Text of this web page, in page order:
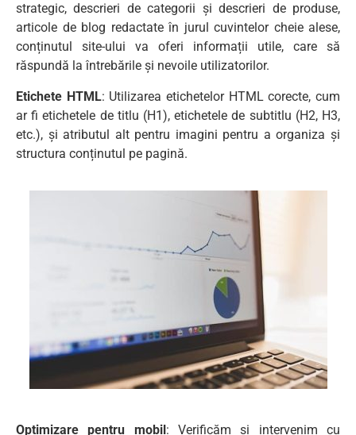
strategic, descrieri de categorii și descrieri de produse,
articole de blog redactate în jurul cuvintelor cheie alese,
conținutul site-ului va oferi informații utile, care să
răspundă la întrebările și nevoile utilizatorilor.
Etichete HTML: Utilizarea etichetelor HTML corecte, cum
ar fi etichetele de titlu (H1), etichetele de subtitlu (H2, H3,
etc.), și atributul alt pentru imagini pentru a organiza și
structura conținutul pe pagină.
Optimizare pentru mobil : Verificăm și intervenim cu